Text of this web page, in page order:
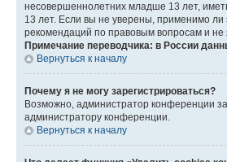
несовершеннолетних младше 13 лет,
13 лет. Если вы не уверены, применимо ли
рекомендаций по правовым вопросам и
Примечание переводчика: в России
Вернуться к началу
Почему я не могу зарегистрироваться?
Возможно, администратор конференции
администратору конференции.
Вернуться к началу